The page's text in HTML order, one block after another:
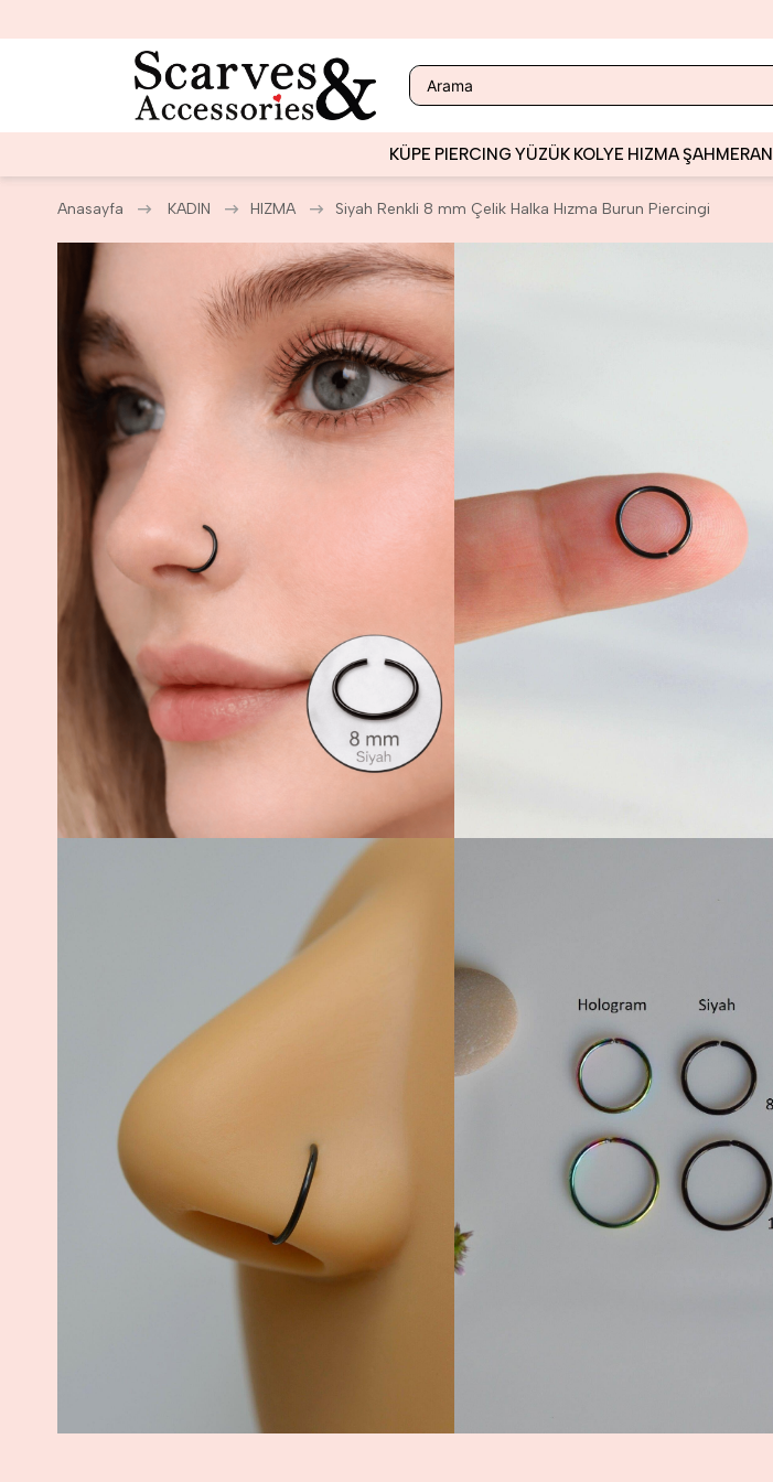
KÜPE PIERCING YÜZÜK KOLYE HIZMAŞAHMERAN
Anasayfa KADIN HIZMA Siyah Renkli 8 mm Çelik Halka Hızma Burun Piercingi